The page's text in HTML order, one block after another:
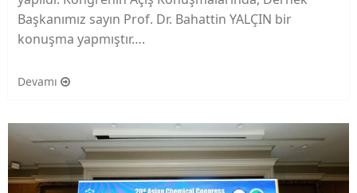
Başkanımız sayın Prof. Dr. Bahattin YALÇIN bir
konuşma yapmıştır….
Devamı